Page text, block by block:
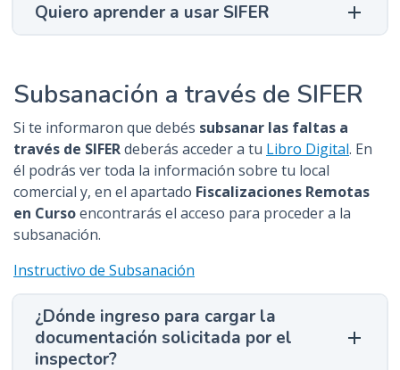
Quiero aprender a usar SIFER
Subsanación a través de SIFER
Si te informaron que debés subsanar las faltas a
través de SIFERdeberás acceder a tu Libro Digital. En
él podrás ver toda la información sobre tu local
comercial y, en el apartado Fiscalizaciones Remotas
en Cursoencontrarás el acceso para proceder a la
subsanación.
Instructivo de Subsanación
¿Dónde ingreso para cargar la
documentación solicitada por el
inspector?